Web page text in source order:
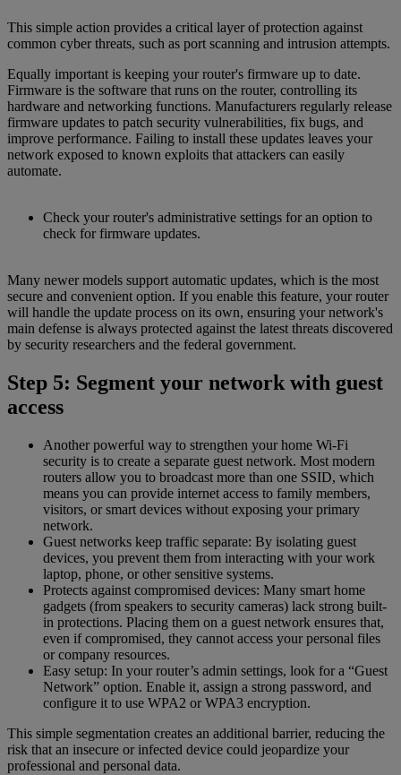
This simple action provides a critical layer of protection against
common cyber threats, such as port scanning and intrusion attempts.
Equally important is keeping your router's firmware up to date.
Firmware is the software that runs on the router, controlling its
hardware and networking functions. Manufacturers regularly release
firmware updates to patch security vulnerabilities, fix bugs, and
improve performance. Failing to install these updates leaves your
network exposed to known exploits that attackers can easily
automate.
Check your router's administrative settings for an option to
check for firmware updates.
Many newer models support automatic updates, which is the most
secure and convenient option. If you enable this feature, your router
will handle the update process on its own, ensuring your network's
main defense is always protected against the latest threats discovered
by security researchers and the federal government.
Step 5: Segment your network with guest
access
Another powerful way to strengthen your home Wi-Fi
security is to create a separate guest network. Most modern
routers allow you to broadcast more than one SSID, which
means you can provide internet access to family members,
visitors, or smart devices without exposing your primary
network.
Guest networks keep traffic separate: By isolating guest
devices, you prevent them from interacting with your work
laptop, phone, or other sensitive systems.
Protects against compromised devices: Many smart home
gadgets (from speakers to security cameras) lack strong built-
in protections. Placing them on a guest network ensures that,
even if compromised, they cannot access your personal files
or company resources.
Easy setup: In your router’s admin settings, look for a “Guest
Network” option. Enable it, assign a strong password, and
configure it to use WPA2 or WPA3 encryption.
This simple segmentation creates an additional barrier, reducing the
risk that an insecure or infected device could jeopardize your
professional and personal data.